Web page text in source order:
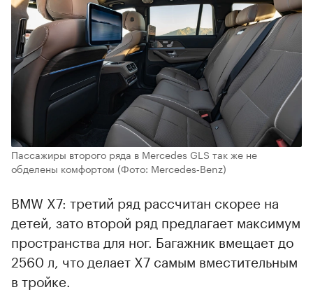
Пассажиры второго ряда в Mercedes GLS так же не
обделены комфортом (Фото: Mercedes‑Benz)
BMW X7: третий ряд рассчитан скорее на
детей, зато второй ряд предлагает максимум
пространства для ног. Багажник вмещает до
2560 л, что делает X7 самым вместительным
в тройке.